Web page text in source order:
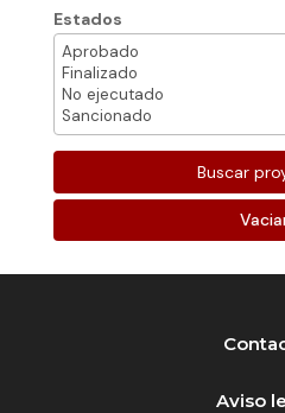
Estados
Aviso